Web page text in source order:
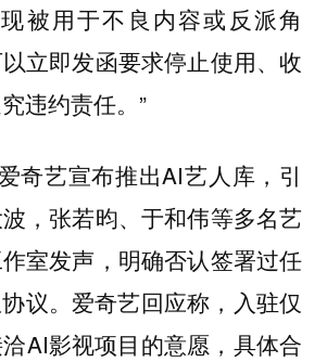
被用于不良内容或反派角
立即发函要求停止使用、收
违约责任。”
奇艺宣布推出AI艺人库，引
，张若昀、于和伟等多名艺
室发声，明确否认签署过任
议。爱奇艺回应称，入驻仅
AI影视项目的意愿，具体合